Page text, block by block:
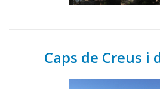
Caps de Creus i